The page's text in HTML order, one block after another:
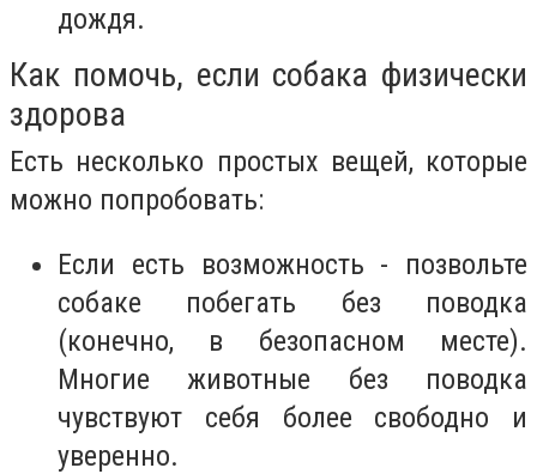
дождя.
Как помочь, если собака физически
здорова
Есть несколько простых вещей, которые
можно попробовать:
Если есть возможность - позвольте
собаке побегать без поводка
(конечно, в безопасном месте).
Многие животные без поводка
чувствуют себя более свободно и
уверенно.